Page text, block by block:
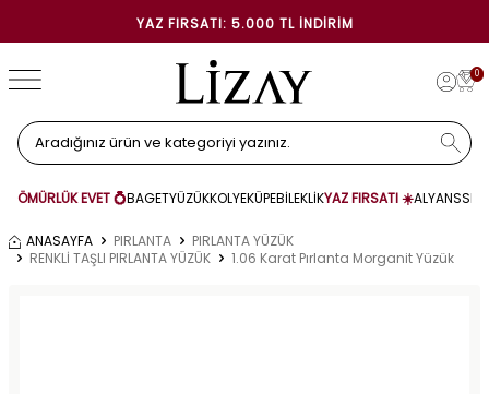
YAZ FIRSATI: 5.000 TL İNDIRIM
0
ÖMÜRLÜK EVET 💍BAGETYÜZÜKKOLYEKÜPEBİLEKLİKYAZ FIRSATI ☀️ALYANS
ANASAYFA PIRLANTA
PIRLANTA YÜZÜK
RENKLİ TAŞLI PIRLANTA YÜZÜK
1.06 Karat Pırlanta Morganit Yüzük